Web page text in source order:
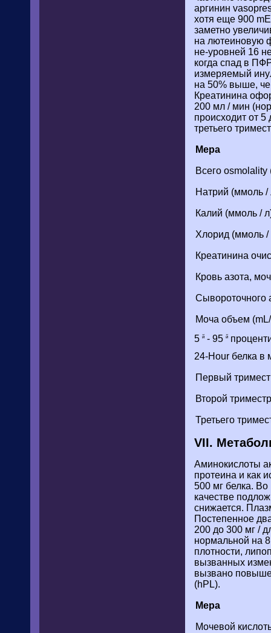
аргинин
хотя еще 900
заметно
на лютеиновую
не-уровней 16
когда спад в
измеряемый
на 50% выше,
Креатинина
200 мл / мин
происходит от 5
третьего
Мера
Всего osmolality
Натрий (ммоль /
Калий (ммоль /
Хлорид (ммоль /
Креатинина
Кровь азота,
Сывороточного
Моча объем
5 й - 95 й
24-Hour белка в
Первый
Второй триместр
Третьего
VII.
Аминокислоты
протеина и как
500 мг белка.
качестве
снижается.
Постепенное
200 до 300 мг /
нормальной на
плотности,
вызванных
вызвано
(hPL).
Мера
Мочевой